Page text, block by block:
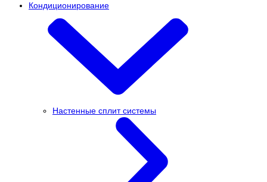
Кондиционирование
Настенные сплит системы